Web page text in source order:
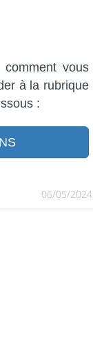
vous
à la rubrique
:
06/05/2024